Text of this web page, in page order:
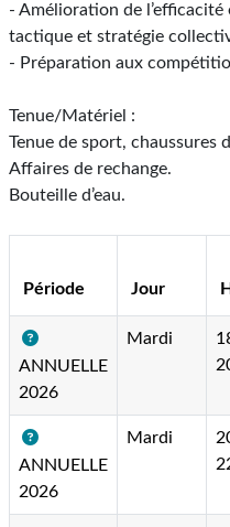
- Amélioration de
tactique et stratégie
- Préparation aux
Tenue/Matériel :
Tenue de sport, chaussures
Affaires de rechange.
Bouteille d’eau.
Période Jour
ANNUELLE
2026
Mardi
ANNUELLE
2026
Mardi